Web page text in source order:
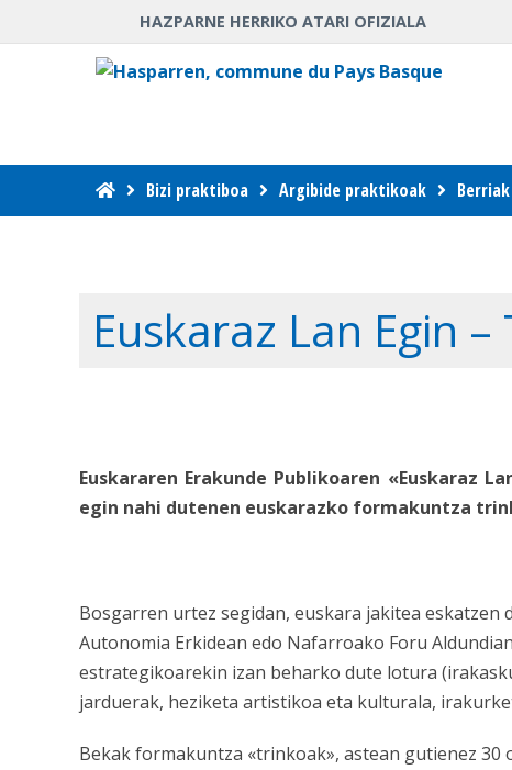
HAZPARNE HERRIKO ATARI OFIZIALA
Bizi praktiboa Argibide praktikoak Berriak
Euskaraz Lan Egin
Euskararen Erakunde Publikoaren «Euskaraz
egin nahi dutenen euskarazko formakuntza
Bosgarren urtez segidan, euskara jakitea
Autonomia Erkidean edo Nafarroako Foru
estrategikoarekin izan beharko dute lotura
jarduerak, heziketa artistikoa eta kulturala,
Bekak formakuntza «trinkoak», astean gutienez